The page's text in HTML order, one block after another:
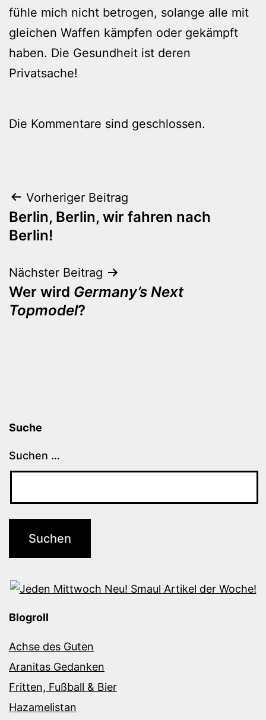
fühle mich nicht betrogen, solange alle mit
gleichen Waffen kämpfen oder gekämpft
haben. Die Gesundheit ist deren
Privatsache!
Die Kommentare sind geschlossen.
Beitragsnavigation
Vorheriger Beitrag
Berlin, Berlin, wir fahren nach
Berlin!
Nächster Beitrag
Wer wird Germany’s Next
Topmodel?
Suche
Suchen …
Blogroll
Achse des Guten
Aranitas Gedanken
Fritten, Fußball & Bier
Hazamelistan